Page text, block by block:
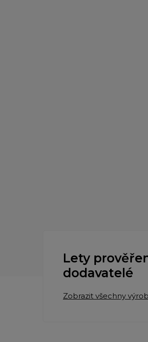
Lety
dodavatelé
Zobrazit všechny